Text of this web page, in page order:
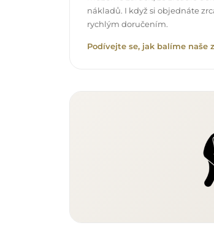
nákladů. I když si objednáte
rychlým doručením.
Podívejte se, jak balíme naše